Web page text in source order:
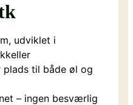
udviklet i
plads til både øl og
– ingen besværlig